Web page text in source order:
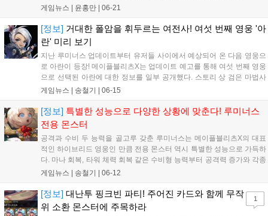
란’은 강력한 두 손 무기 폴암을 사용하는 전사 캐릭터...
게임뉴스 | 윤홍만 06-21
[정보] 거대한 폴암을 휘두르는 여전사! 여섯 번째 영웅 '아
란' 미리 보기
지난 루미너스 업데이트부터 유저들 사이에서 예상되어 온 다음 영웅으
로 아란이 등장! 메이플블리츠X는 업데이트 예고를 통해 여섯 번째 영웅
으로 선택된 아란에 대한 정보를 일부 공개했다. 스토리 상 검은 마법사
를 봉인한 6인의 영웅 중 한 명인 아란은 정...
게임뉴스 | 송철기 06-15
[정보] 특별한 성능으로 다양한 상황에 맞춘다! 루미너스
전용 몬스터
공격과 수비 두 능력을 골고루 갖춘 루미너스는 메이플블리츠X의 대표
적인 하이브리드 영웅인 만큼 전용 몬스터 역시 특별한 성능으로 가득하
다. 마나 회복, 타워 체력 회복 같은 수비형 능력부터 공격력 증가와 각종
버프까지 다양한 효과를 통해 여러 상황을...
게임뉴스 | 송철기 06-12
[정보] 대난투 핑크빈 파티! 주어진 카드와 함께 무작
위 소환 몬스터에 주목하라
1